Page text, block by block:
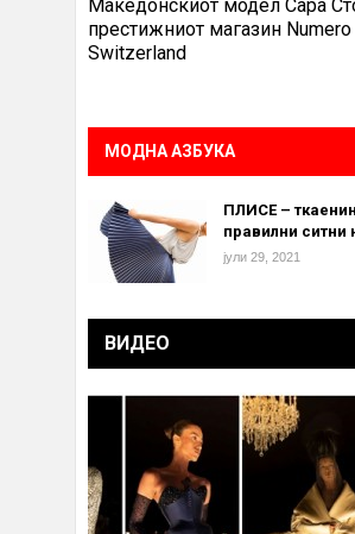
Македонскиот модел Сара
престижниот магазин Numero
Switzerland
МОДНА АЗБУКА
ПЛИСЕ –
правилни ситни
јули 29, 2021
ВИДЕО